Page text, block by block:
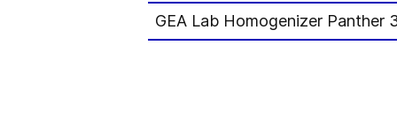
GEA Lab Homogenizer Panther